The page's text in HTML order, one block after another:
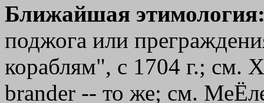
Ближайшая
поджога или
кораблям", с 1704 г.; см.
brander -- то же; см.